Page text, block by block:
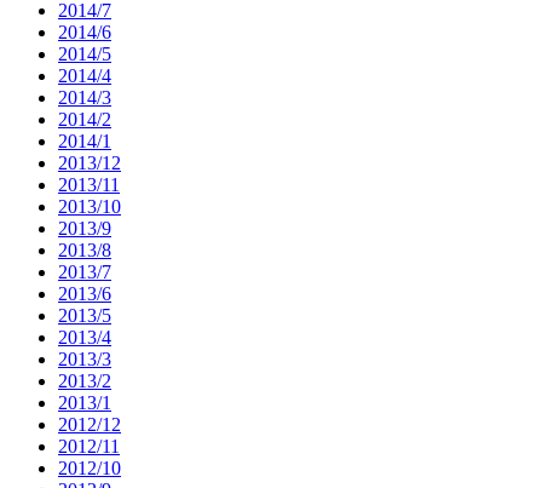
2014/7
2014/6
2014/5
2014/4
2014/3
2014/2
2014/1
2013/12
2013/11
2013/10
2013/9
2013/8
2013/7
2013/6
2013/5
2013/4
2013/3
2013/2
2013/1
2012/12
2012/11
2012/10